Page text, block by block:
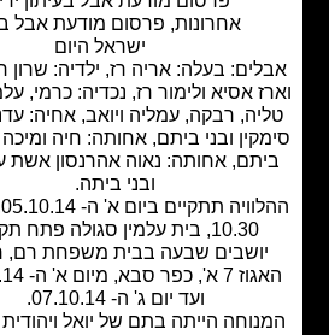
אחרונות,פרסום מודעת אבל בעיתון
ישראל היום
בעלה: אריה רז, ילדיה: שרון רז, הילה
אסיא ולימור רז, נכדיה: כרמי, עלמה, נבו,
רבקה, עמליה ויואב, אחיה: עדני ובלה
ובני ביתם, אחותה: חיה ומיכה רם ובני
אחותה: נאוה אהרנסון אשת עדו ז"ל
ובני ביתה.
ההלוויה תתקיים ביום א' ה- 05.10.14, בשעה
שבעה בבית משפחת רם, רחוב
האגוז 7 א', כפר סבא, מיום א' ה- 05.10.14
ועד יום ג' ה- 07.10.14.
הייתה בתם של יואל ויהודית סימקין